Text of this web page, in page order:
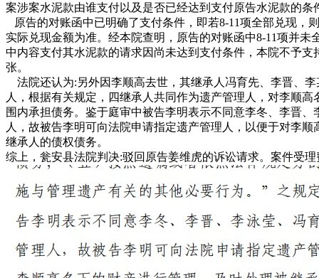
案涉案水泥款由谁支付以及是否已经达到支付原告水泥款的条
原告的对账函中已明确了支付条件，即若8-11项全部兑现，
实际兑现金额为准。经本院查明，原告的对账函中8-11项并未
中内容支付其水泥款的请求因尚未达到支付条件，本院不予
张。
法院还认为:另外因李顺高去世，其继承人冯育先、李晋、
人，根据有关规定，四继承人共同作为遗产管理人，对李顺
围内承担债务。鉴于庭审中被告李明表示不同意李冬、李晋
人，故被告李明可向法院申请指定遗产管理人，以便于对李
继承人的债权债务。
综上，瓮安县法院判决:驳回原告姜维虎的诉讼请求。案件受